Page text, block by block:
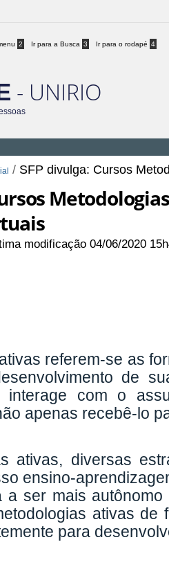
2 Ir para a Busca 3 Ir para o rodapé 4
- UNIRIO
/ SFP divulga: Cursos
modificação 04/06/2020
referem-se as
de
interage com o
apenas recebê-lo
ativas, diversas
ensino-
a ser mais
ativas
para